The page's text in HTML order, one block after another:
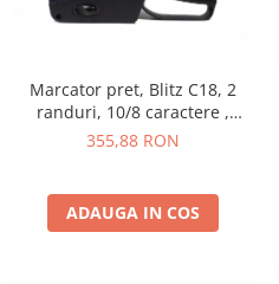
Marcator pret, Blitz C18, 2
randuri, 10/8 caractere ,
Negru
355,88 RON
ADAUGA IN COS